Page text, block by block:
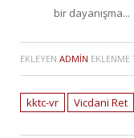
bir dayanışma...
EKLEYEN ADMIN EKLENME
kktc-vr Vicdani Ret